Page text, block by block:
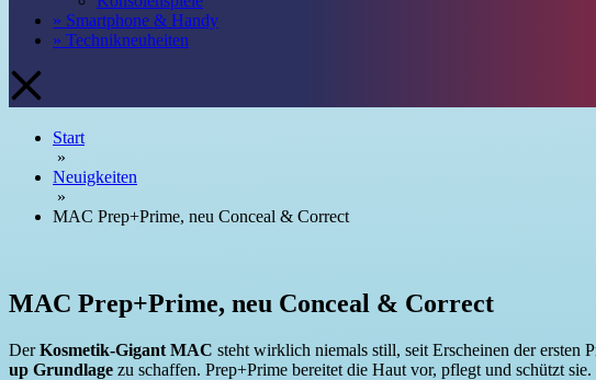
» Smartphone & Handy
» Technikneuheiten
Start
»
Neuigkeiten
»
MAC Prep+Prime, neu Conceal & Correct
MAC Prep+Prime, neu Conceal & Correct
DerKosmetik-Gigant MAC steht wirklich niemals still, seit Erscheinen der ersten
up Grundlage zu schaffen. Prep+Prime bereitet die Haut vor, pflegt und schützt